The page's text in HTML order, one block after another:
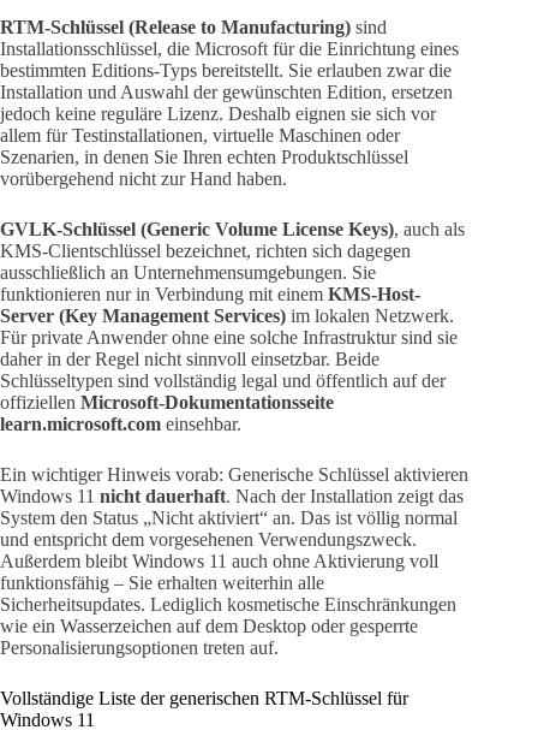
RTM-Schlüssel (Release to Manufacturing) sind
Installationsschlüssel, die Microsoft für die Einrichtung eines
bestimmten Editions-Typs bereitstellt. Sie erlauben zwar die
Installation und Auswahl der gewünschten Edition, ersetzen
jedoch keine reguläre Lizenz. Deshalb eignen sie sich vor
allem für Testinstallationen, virtuelle Maschinen oder
Szenarien, in denen Sie Ihren echten Produktschlüssel
vorübergehend nicht zur Hand haben.
GVLK-Schlüssel (Generic Volume License Keys), auch als
KMS-Clientschlüssel bezeichnet, richten sich dagegen
ausschließlich an Unternehmensumgebungen. Sie
funktionieren nur in Verbindung mit einem KMS-Host-
Server (Key Management Services) im lokalen Netzwerk.
Für private Anwender ohne eine solche Infrastruktur sind sie
daher in der Regel nicht sinnvoll einsetzbar. Beide
Schlüsseltypen sind vollständig legal und öffentlich auf der
offiziellen Microsoft-Dokumentationsseite
learn.microsoft.com einsehbar.
Ein wichtiger Hinweis vorab: Generische Schlüssel aktivieren
Windows 11 nicht dauerhaft. Nach der Installation zeigt das
System den Status „Nicht aktiviert“ an. Das ist völlig normal
und entspricht dem vorgesehenen Verwendungszweck.
Außerdem bleibt Windows 11 auch ohne Aktivierung voll
funktionsfähig – Sie erhalten weiterhin alle
Sicherheitsupdates. Lediglich kosmetische Einschränkungen
wie ein Wasserzeichen auf dem Desktop oder gesperrte
Personalisierungsoptionen treten auf.
Vollständige Liste der generischen RTM-Schlüssel für
Windows 11